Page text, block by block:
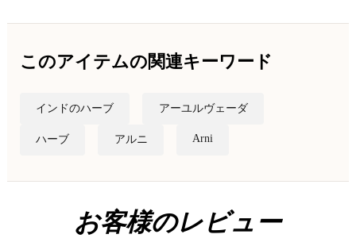
このアイテムの関連キーワード
インドのハーブ アーユルヴェーダ
ハーブ アルニ Arni
お客様のレビュー